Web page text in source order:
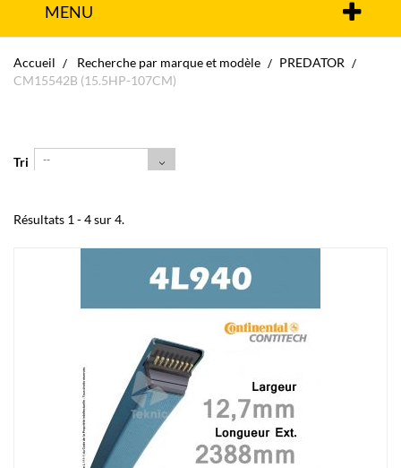
MENU
Accueil Recherche par marque et modèle
PREDATOR
CM15542B (15.5HP-107CM)
Tri --
Résultats 1 - 4 sur 4.